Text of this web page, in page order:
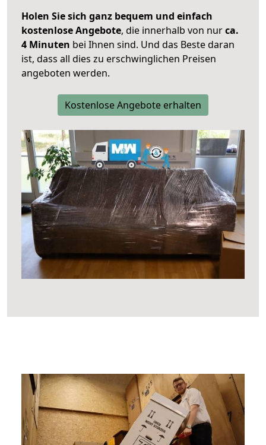
Holen Sie sich ganz bequem und einfach
kostenlose Angebote, die innerhalb von nurca.
4 Minuten bei Ihnen sind. Und das Beste daran
ist, dass all dies zu erschwinglichen Preisen
angeboten werden.
Kostenlose Angebote erhalten